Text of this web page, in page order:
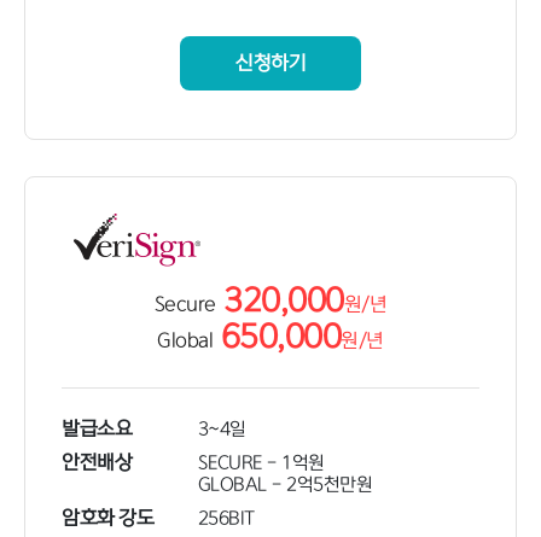
신청하기
Secure 320,000원/년
Global 650,000원/년
발급소요 3~4일
안전배상
SECURE - 1억원
GLOBAL - 2억5천만원
암호화 강도 256BIT